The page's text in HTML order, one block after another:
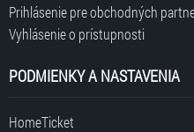
Prihlásenie pre obchodných
Vyhlásenie o prístupnosti
PODMIENKY A NASTAVENIA
HomeTicket